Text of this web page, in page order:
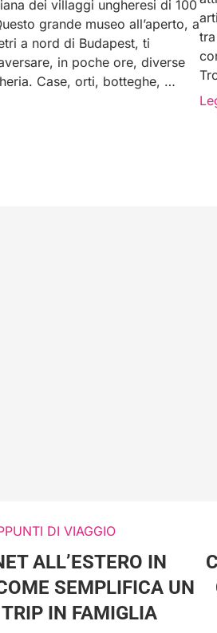
dei villaggi ungheresi di 100
grande museo all’aperto, a
a nord di Budapest, ti
in poche ore, diverse
Case, orti, botteghe, …
DI VIAGGIO
ALL’ESTERO IN
SEMPLIFICA UN
IN FAMIGLIA